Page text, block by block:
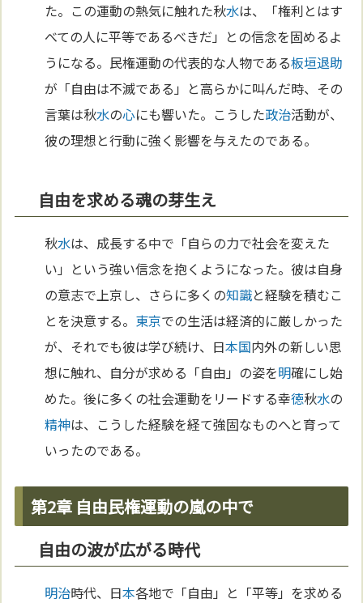
た。この運動の熱気に触れた秋水は、「権利とはす
べての人に平等であるべきだ」との信念を固めるよ
うになる。民権運動の代表的な人物である板垣退助
が「自由は不滅である」と高らかに叫んだ時、その
言葉は秋水の心にも響いた。こうした政治活動が、
彼の理想と行動に強く影響を与えたのである。
自由を求める魂の芽生え
秋水は、成長する中で「自らの力で社会を変えた
い」という強い信念を抱くようになった。彼は自身
の意志で上京し、さらに多くの知識と経験を積むこ
とを決意する。 東京での生活は経済的に厳しかった
が、それでも彼は学び続け、日本国内外の新しい思
想に触れ、自分が求める「自由」の姿を明確にし始
めた。後に多くの社会運動をリードする幸徳秋水の
精神は、こうした経験を経て強固なものへと育って
いったのである。
第2章 自由民権運動の嵐の中で
自由の波が広がる時代
明治時代、日本各地で「自由」と「平等」を求める